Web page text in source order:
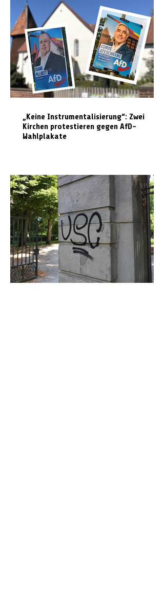
„Keine Instrumentalisierung“: Zwei
Kirchen protestieren gegen AfD-
Wahlplakate